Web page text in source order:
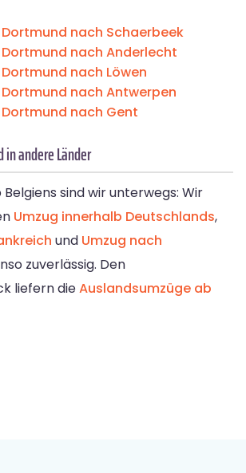
nach Schaerbeek
nach Anderlecht
nach Löwen
nach Antwerpen
nach Gent
in andere Länder
sind wir unterwegs: Wir
Umzug innerhalb Deutschlands,
und Umzug nach
zuverlässig. Den
liefern dieAuslandsumzüge ab